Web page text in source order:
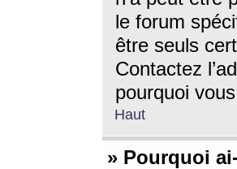
le forum
être seuls
Contactez
pourquoi
Haut
» Pourquoi